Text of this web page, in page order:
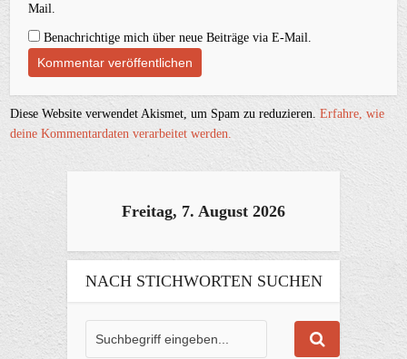
Mail.
Benachrichtige mich über neue Beiträge via E-Mail.
Diese Website verwendet Akismet, um Spam zu reduzieren.Erfahre, wie
deine Kommentardaten verarbeitet werden.
Freitag, 7. August 2026
NACH STICHWORTEN SUCHEN